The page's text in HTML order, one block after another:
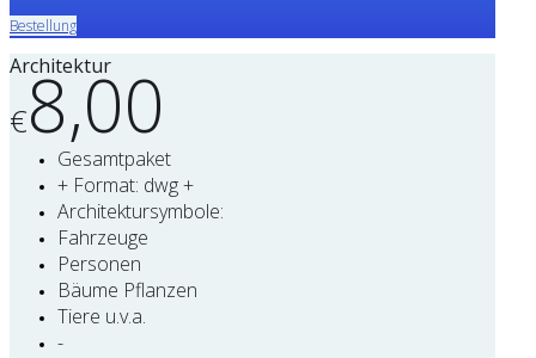
Bestellung
Architektur
€8,00
Gesamtpaket
+ Format: dwg +
Architektursymbole:
Fahrzeuge
Personen
Bäume Pflanzen
Tiere u.v.a.
-